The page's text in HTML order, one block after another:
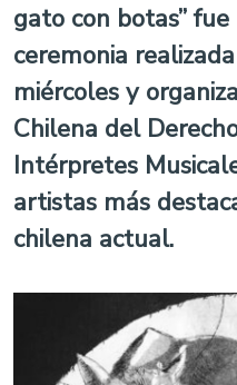
gato con botas”
ceremonia
miércoles y
Chilena del
Intérpretes
artistas más
chilena actual.